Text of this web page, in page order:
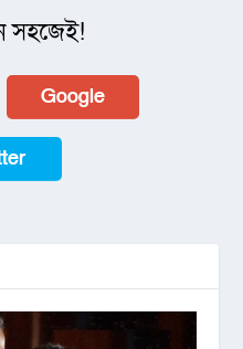
সহজেই!
Google